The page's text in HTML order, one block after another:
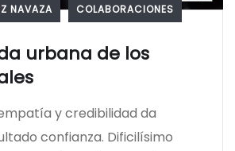
NAVAZA COLABORACIONES
urbana de los
y credibilidad da
confianza. Dificilísimo